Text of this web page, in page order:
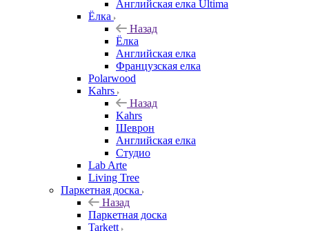
Английская елка Ultima
Ёлка
Назад
Ёлка
Английская елка
Французская елка
Polarwood
Kahrs
Назад
Kahrs
Шеврон
Английская елка
Студио
Lab Arte
Living Tree
Паркетная доска
Назад
Паркетная доска
Tarkett